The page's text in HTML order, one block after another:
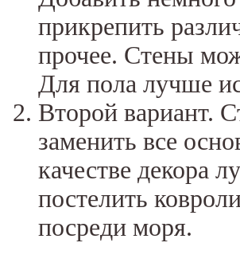
прикрепить
прочее. Стены
Для пола лучше
Второй вариант.
заменить все
качестве декора
постелить
посреди моря.